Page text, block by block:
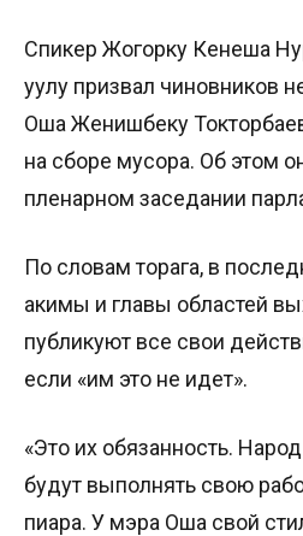
Спикер Жогорку Кенеша
уулу призвал чиновников
Оша Женишбеку
на сборе мусора. Об этом
пленарном заседании
По словам торага, в
акимы и главы областей
публикуют все свои
если «им это не идет».
«Это их обязанность.
будут выполнять свою
пиара. У мэра Оша свой